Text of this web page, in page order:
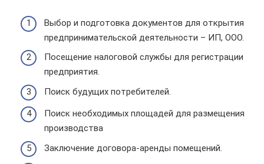
Выбор и подготовка документов для открытия
предпринимательской деятельности – ИП, ООО.
Посещение налоговой службы для регистрации
предприятия.
Поиск будущих потребителей.
Поиск необходимых площадей для размещения
производства
Заключение договора-аренды помещений.